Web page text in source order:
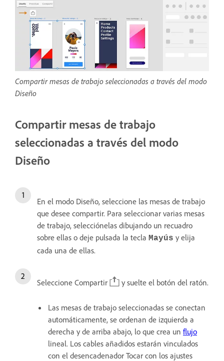
Compartir mesas de trabajo seleccionadas a través del modo
Diseño
Compartir mesas de trabajo
seleccionadas a través del modo
Diseño
En el modo Diseño, seleccione las mesas de trabajo
que desee compartir. Para seleccionar varias mesas
de trabajo, selecciónelas dibujando un recuadro
sobre ellas o deje pulsada la tecla Mayús y elija
cada una de ellas.
Seleccione Compartir y suelte el botón del ratón.
Las mesas de trabajo seleccionadas se conectan
automáticamente, se ordenan de izquierda a
derecha y de arriba abajo, lo que crea un flujo
lineal. Los cables añadidos estarán vinculados
con el desencadenador Tocar con los ajustes